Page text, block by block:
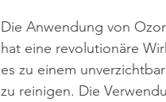
Die Anwendung von
hat eine revolutionäre
es zu einem
zu reinigen. Die